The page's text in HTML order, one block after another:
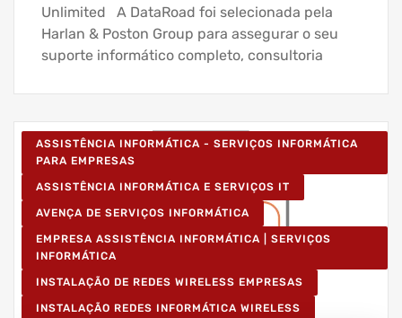
Unlimited A DataRoad foi selecionada pela
Harlan & Poston Group para assegurar o seu
suporte informático completo, consultoria
ASSISTÊNCIA INFORMÁTICA - SERVIÇOS INFORMÁTICA
PARA EMPRESAS
ASSISTÊNCIA INFORMÁTICA E SERVIÇOS IT
AVENÇA DE SERVIÇOS INFORMÁTICA
EMPRESA ASSISTÊNCIA INFORMÁTICA | SERVIÇOS
INFORMÁTICA
INSTALAÇÃO DE REDES WIRELESS EMPRESAS
INSTALAÇÃO REDES INFORMÁTICA WIRELESS